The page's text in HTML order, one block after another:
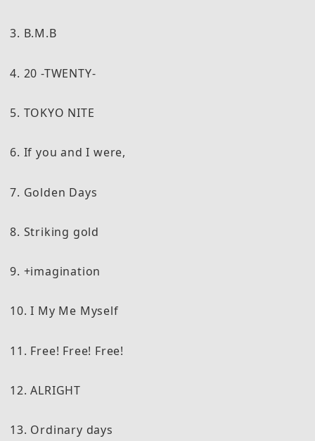
3. B.M.B
4. 20 -TWENTY-
5. TOKYO NITE
6. If you and I were,
7. Golden Days
8. Striking gold
9. +imagination
10. I My Me Myself
11. Free! Free! Free!
12. ALRIGHT
13. Ordinary days